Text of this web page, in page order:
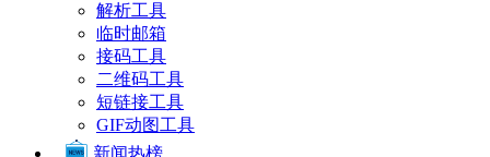
解析工具
临时邮箱
接码工具
二维码工具
短链接工具
GIF动图工具
新闻热榜